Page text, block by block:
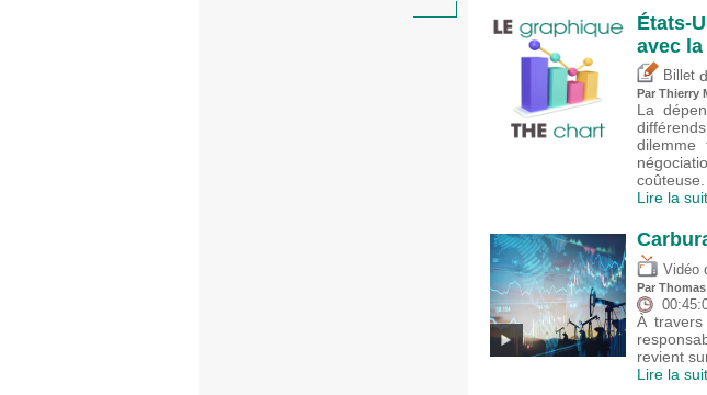
États-
avec
Billet
Par Thierry
La
coûteuse.
Lire la
Vidéo
Par
À travers
revient
Lire la